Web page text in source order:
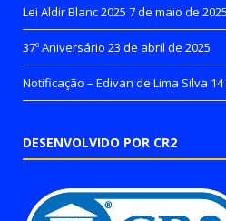
Lei Aldir Blanc 2025 7 de maio de 2025
37º Aniversário 23 de abril de 2025
Notificação – Edivan de Lima Silva
DESENVOLVIDO POR CR2